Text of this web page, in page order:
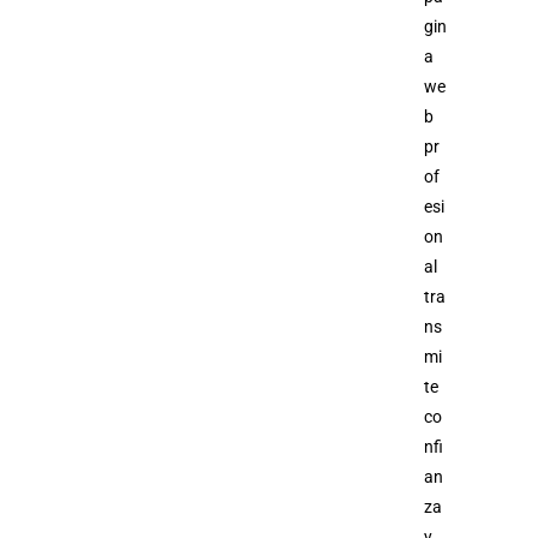
gin
a
we
b
pr
of
esi
on
al
tra
ns
mi
te
co
nfi
an
za